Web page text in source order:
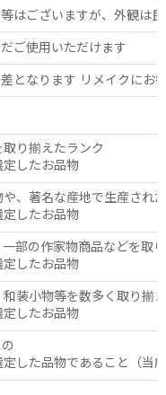
はございますが、外観は
ご使用いただけます
となります リメイクにお
り揃えたランク
定したお品物
、著名な産地で生産され
定したお品物
部の作家物商品などを取
定したお品物
装小物等を数多く取り揃
定したお品物
した品物であること（当